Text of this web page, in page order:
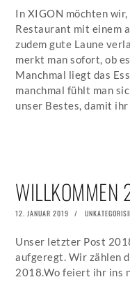
In XIGON möchten wir,
Restaurant mit einem
zudem gute Laune
merkt man sofort, ob
Manchmal liegt das
manchmal fühlt man
unser Bestes, damit ihr
WILLKOMMEN
POSTED
12. JANUAR 2019 4.
Unser letzter Post
aufgeregt. Wir zählen
2018.Wo feiert ihr ins